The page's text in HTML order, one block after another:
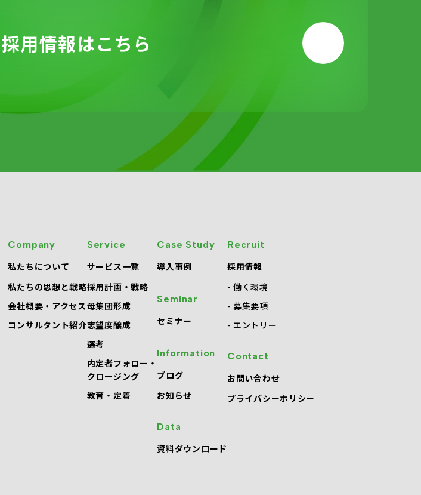
採用情報はこちら
Company
私たちについて
私たちの思想と戦略
会社概要・アクセス
コンサルタント紹介
Service
サービス一覧
採用計画・戦略
母集団形成
志望度醸成
選考
内定者フォロー・
クロージング
教育・定着
Case Study
導入事例
Seminar
セミナー
Information
ブログ
お知らせ
Data
資料ダウンロード
Recruit
採用情報
働く環境
募集要項
エントリー
Contact
お問い合わせ
プライバシーポリシー